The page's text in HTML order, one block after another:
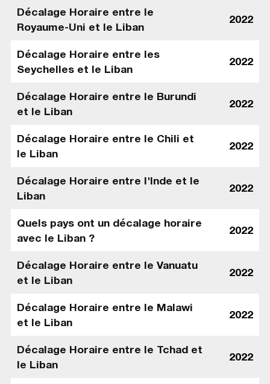
Décalage Horaire entre le
Royaume-Uni et le Liban
2022
Décalage Horaire entre les
Seychelles et le Liban
2022
Décalage Horaire entre le Burundi
et le Liban
2022
Décalage Horaire entre le Chili et
le Liban
2022
Décalage Horaire entre l'Inde et le
Liban
2022
Quels pays ont un décalage horaire
avec le Liban ?
2022
Décalage Horaire entre le Vanuatu
et le Liban
2022
Décalage Horaire entre le Malawi
et le Liban
2022
Décalage Horaire entre le Tchad et
le Liban
2022